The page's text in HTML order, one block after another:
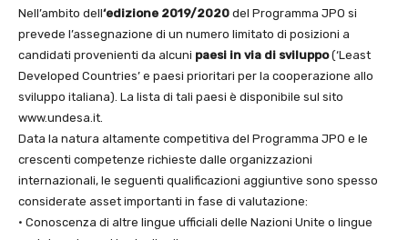
Nell’ambito dell‘edizione 2019/2020 del Programma JPO si
prevede l’assegnazione di un numero limitato di posizioni a
candidati provenienti da alcuni paesi in via di sviluppo(‘Least
Developed Countries’ e paesi prioritari per la cooperazione allo
sviluppo italiana). La lista di tali paesi è disponibile sul sito
www.undesa.it.
Data la natura altamente competitiva del Programma JPO e le
crescenti competenze richieste dalle organizzazioni
internazionali, le seguenti qualificazioni aggiuntive sono spesso
considerate asset importanti in fase di valutazione:
• Conoscenza di altre lingue ufficiali delle Nazioni Unite o lingue